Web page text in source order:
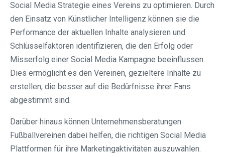
Social Media Strategie eines Vereins zu optimieren. Durch
den Einsatz von Künstlicher Intelligenz können sie die
Performance der aktuellen Inhalte analysieren und
Schlüsselfaktoren identifizieren, die den Erfolg oder
Misserfolg einer Social Media Kampagne beeinflussen.
Dies ermöglicht es den Vereinen, gezieltere Inhalte zu
erstellen, die besser auf die Bedürfnisse ihrer Fans
abgestimmt sind.
Darüber hinaus können Unternehmensberatungen
Fußballvereinen dabei helfen, die richtigen Social Media
Plattformen für ihre Marketingaktivitäten auszuwählen.